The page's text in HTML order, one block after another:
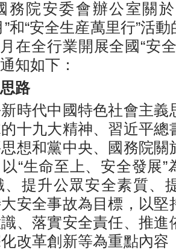
務院安委會辦公室關
”和“安全生産萬里行”活
在全行業開展全國“安
知如下：
路
代中國特色社會主義
十九大精神、習近平總
想和黨中央、國務院關
“生命至上、安全發展”
、提升公眾安全素質、
安全事故為目標，以堅
、落實安全責任、推進
改革創新等為重點內容